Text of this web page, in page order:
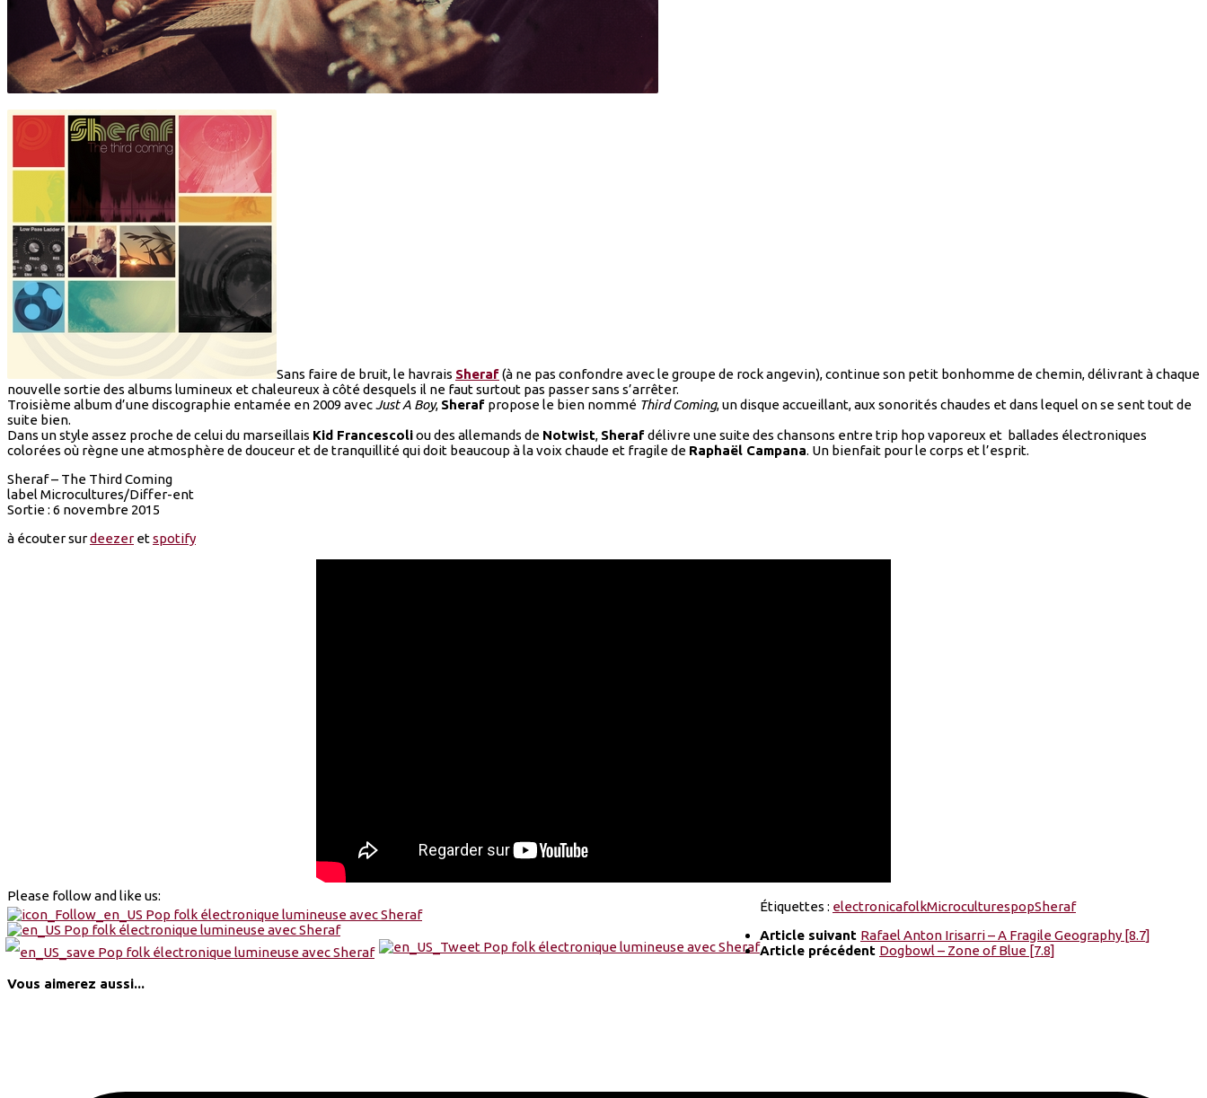
Sans faire de bruit, le havrais Sheraf(à ne pas confondre avec le groupe de rock angevin), continue son petit bonhomme de chemin, délivrant à chaque
nouvelle sortie des albums lumineux et chaleureux à côté desquels il ne faut surtout pas passer sans s’arrêter.
Troisième album d’une discographie entamée en 2009 avecJust A Boy, Sheraf propose le bien nommé Third Coming, un disque accueillant, aux sonorités chaudes et dans lequel on se sent tout de
suite bien.
Dans un style assez proche de celui du marseillais Kid Francescoliou des allemands de Notwist, Sherafdélivre une suite des chansons entre trip hop vaporeux et ballades électroniques
colorées où règne une atmosphère de douceur et de tranquillité qui doit beaucoup à la voix chaude et fragile de Raphaël Campana. Un bienfait pour le corps et l’esprit.
Sheraf – The Third Coming
label Microcultures/Differ-ent
Sortie : 6 novembre 2015
à écouter surdeezeretspotify
Please follow and like us:
Étiquettes : electronicafolkMicroculturespopSheraf
Article suivant Rafael Anton Irisarri – A Fragile Geography [8.7]
Article précédent Dogbowl – Zone of Blue [7.8]
Vous aimerez aussi...